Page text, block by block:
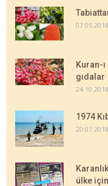
Kuran-
gıdalar
1974
ülke